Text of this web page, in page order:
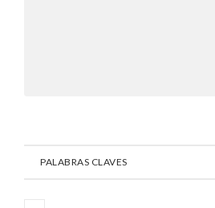
PALABRAS CLAVES